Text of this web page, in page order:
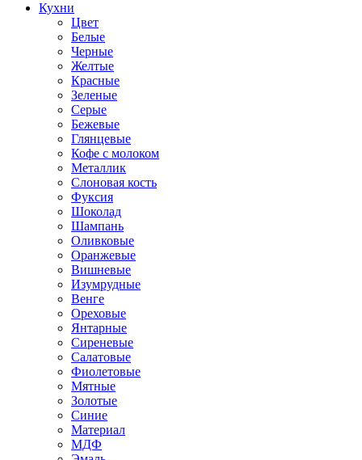
Кухни
Цвет
Белые
Черные
Желтые
Красные
Зеленые
Серые
Бежевые
Глянцевые
Кофе с молоком
Металлик
Слоновая кость
Фуксия
Шоколад
Шампань
Оливковые
Оранжевые
Вишневые
Изумрудные
Венге
Ореховые
Янтарные
Сиреневые
Салатовые
Фиолетовые
Мятные
Золотые
Синие
Материал
МДФ